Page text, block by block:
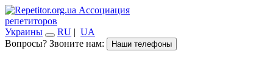
Ассоциация
репетиторов
Украины
RU | UA
Вопросы? Звоните нам:
Наши телефоны